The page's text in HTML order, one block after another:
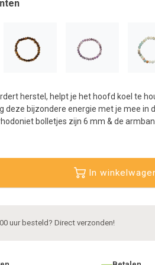
herstel, helpt je het hoofd koel te
deze bijzondere energie met je mee in
bolletjes zijn 6 mm & de
In
uur besteld? Direct verzonden!